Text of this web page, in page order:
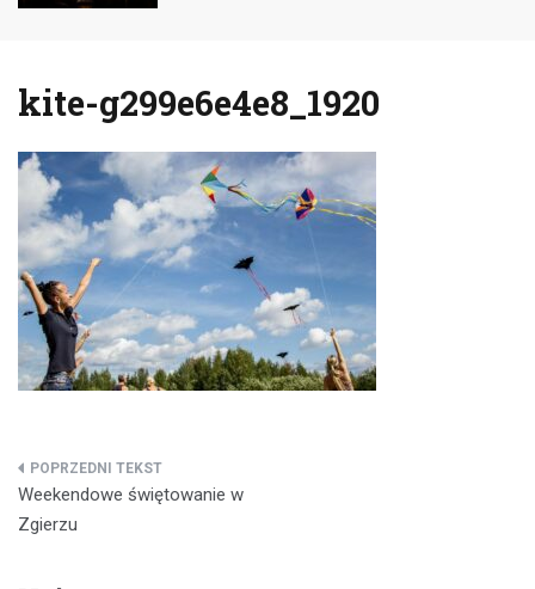
kite-g299e6e4e8_1920
Nawigacja
wpisu
Weekendowe świętowanie w
Zgierzu